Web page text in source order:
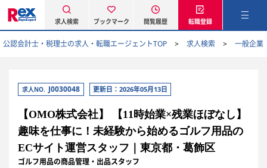
求人検索 ブックマーク 閲覧履歴 転職登録
公認会計士・税理士の求人・転職エージェントTOP 求人検索 一般企業
求人NO. J0030048 更新日：2026年05月13日
【OMO株式会社】 【11時始業×残業ほぼなし】
趣味を仕事に！未経験から始めるゴルフ用品の
ECサイト運営スタッフ｜東京都・葛飾区
ゴルフ用品の商品管理・出品スタッフ